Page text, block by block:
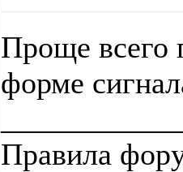
Проще всего
форме
Правила